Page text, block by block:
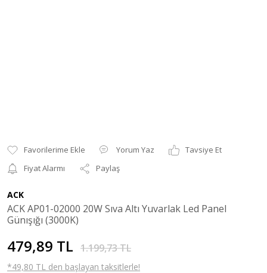
Yorum Yaz
Tavsiye Et
Fiyat Alarmı
Paylaş
ACK
ACK AP01-02000 20W Sıva Altı Yuvarlak Led Panel
Günışığı (3000K)
479,89 TL 1.199,73 TL
*49,80 TL den başlayan taksitlerle!